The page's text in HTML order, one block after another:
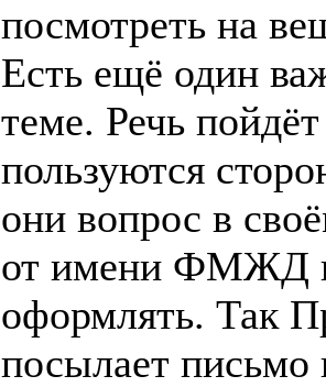
уполномочили
внутренние дела
федерацию
очередной раз
давления через
общественную
международные
Президент ФМЖД